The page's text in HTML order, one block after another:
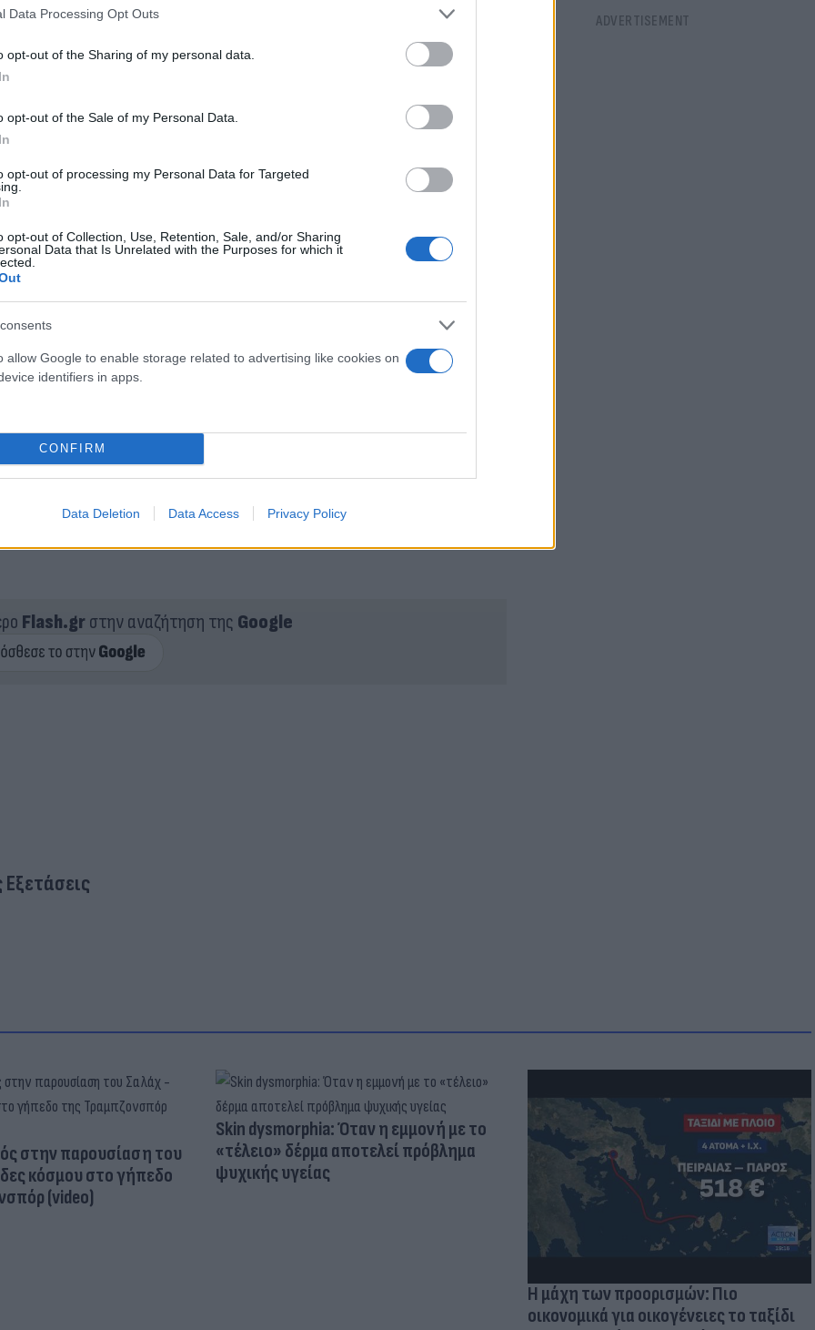
Data Processing Opt Outs
opt-out of the Sharing of my personal data.
opt-out of the Sale of my Personal Data.
opt-out of processing my Personal Data for Targeted
opt-out of Collection, Use, Retention, Sale, and/or Sharing
Data that Is Unrelated with the Purposes for which it
allow Google to enable storage related to advertising like cookies on
identifiers in apps.
CONFIRM
Data Deletion Data Access Privacy Policy
κάθε σχολή
και Θρησκευμάτων ανακοίνωσε τους πίνακες με τις
σε κάθε Σχολή ή Τμήμα της Τριτοβάθμιας Εκπαίδευσης,
Πανελλαδικές Εξετάσεις 2022 τόσο των ΓΕΛ όσο και των
επιδόσεις των υποψηφίων ανά Επιστημονικό Πεδίο/Τομέα σε
οι Σχολές/Τμήματα των Πανεπιστημίων. Δηλαδή μια Σχολή/
το 80% ή το 120% της μέσης επίδοσης των υποψηφίων
μπορεί να έχει επιλέξει και για το/τα εμπλεκόμενο/-α
Μαθήματος ή Ειδικών Μαθημάτων το 70% ή το 110%
τις ενδιάμεσες τιμές μεταξύ αυτού του διαστήματος.
ο συντελεστής της κάθε Ε.Β.Ε., το Ειδικό Μάθημα ή πρακτική
Σχολές ή Τμήματα – και τέλος ο αντίστοιχος
Flash.grστην αναζήτηση της Google
στην παρουσίαση του
κόσμου στο γήπεδο
(video)
Skin dysmorphia: Όταν η εμμονή με το
«τέλειο» δέρμα αποτελεί πρόβλημα
ψυχικής υγείας
Η μάχη των προορισμών: Πιο
οικονομικά για οικογένειες το ταξίδι